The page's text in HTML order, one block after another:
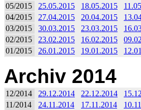
05/2015
25.05.2015 18.05.2015
04/2015
27.04.2015 20.04.2015
03/2015
30.03.2015 23.03.2015
02/2015
23.02.2015 16.02.2015
01/2015
26.01.2015 19.01.2015
Archiv 2014
12/2014 29.12.2014 22.12.2014
11/2014
24.11.2014 17.11.2014